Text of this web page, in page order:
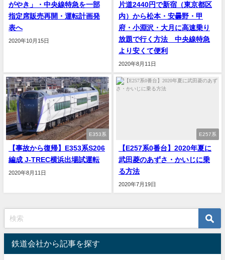
がやき」・中央線特急を一部
指定席販売再開・運転計画発
表へ
2020年10月15日
片道2440円で新宿（東京都区
内）から松本・安曇野・甲
府・小淵沢・大月に高速乗り
放題で行く方法 中央線特急
より安くて便利
2020年8月11日
E353系
【事故から復帰】E353系S206
編成 J-TREC横浜出場試運転
2020年8月11日
E257系
【E257系0番台】2020年夏に
武田菱のあずさ・かいじに乗
る方法
2020年7月19日
鉄道会社から記事を探す